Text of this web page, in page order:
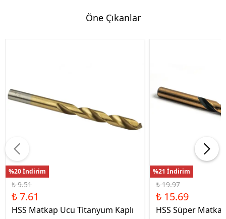
Öne Çıkanlar
%20 İndirim
₺ 9.51
₺ 7.61
HSS Matkap Ucu Titanyum Kaplı
%21 İndirim
₺ 19.97
₺ 15.69
HSS Süper